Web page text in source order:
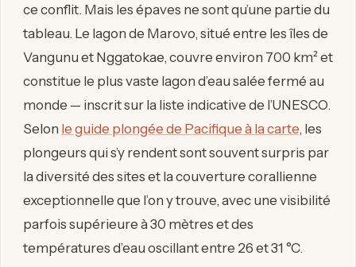
ce conflit. Mais les épaves ne sont qu’une partie du
tableau. Le lagon de Marovo, situé entre les îles de
Vangunu et Nggatokae, couvre environ 700 km² et
constitue le plus vaste lagon d’eau salée fermé au
monde — inscrit sur la liste indicative de l’UNESCO.
Selon le guide plongée de Pacifique à la carte, les
plongeurs qui s’y rendent sont souvent surpris par
la diversité des sites et la couverture corallienne
exceptionnelle que l’on y trouve, avec une visibilité
parfois supérieure à 30 mètres et des
températures d’eau oscillant entre 26 et 31 °C.